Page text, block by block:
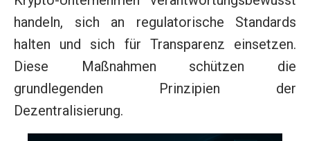
handeln, sich an regulatorische Standards
halten und sich für Transparenz einsetzen.
Diese Maßnahmen schützen die
grundlegenden Prinzipien der
Dezentralisierung.